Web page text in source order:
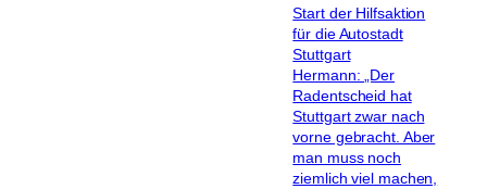
Start der Hilfsaktion
für die Autostadt
Stuttgart
Hermann: „Der
Radentscheid hat
Stuttgart zwar nach
vorne gebracht. Aber
man muss noch
ziemlich viel machen,